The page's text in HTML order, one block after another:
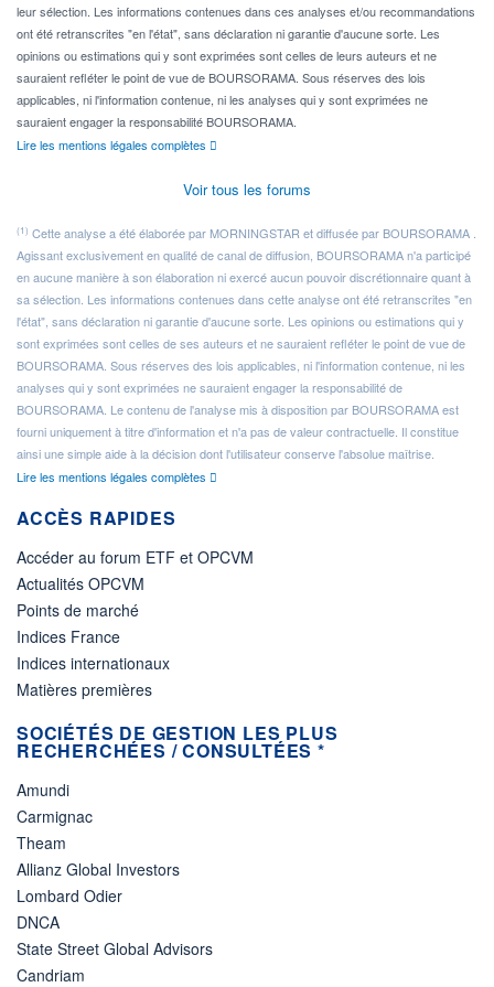
leur sélection. Les informations contenues dans ces analyses et/ou recommandations
ont été retranscrites "en l'état", sans déclaration ni garantie d'aucune sorte. Les
opinions ou estimations qui y sont exprimées sont celles de leurs auteurs et ne
sauraient refléter le point de vue de BOURSORAMA. Sous réserves des lois
applicables, ni l'information contenue, ni les analyses qui y sont exprimées ne
sauraient engager la responsabilité BOURSORAMA.
Lire les mentions légales complètes
Voir tous les forums
(1) Cette analyse a été élaborée par MORNINGSTAR et diffusée par BOURSORAMA .
Agissant exclusivement en qualité de canal de diffusion, BOURSORAMA n'a participé
en aucune manière à son élaboration ni exercé aucun pouvoir discrétionnaire quant à
sa sélection. Les informations contenues dans cette analyse ont été retranscrites "en
l'état", sans déclaration ni garantie d'aucune sorte. Les opinions ou estimations qui y
sont exprimées sont celles de ses auteurs et ne sauraient refléter le point de vue de
BOURSORAMA. Sous réserves des lois applicables, ni l'information contenue, ni les
analyses qui y sont exprimées ne sauraient engager la responsabilité de
BOURSORAMA. Le contenu de l'analyse mis à disposition par BOURSORAMA est
fourni uniquement à titre d'information et n'a pas de valeur contractuelle. Il constitue
ainsi une simple aide à la décision dont l'utilisateur conserve l'absolue maîtrise.
Lire les mentions légales complètes
ACCÈS RAPIDES
Accéder au forum ETF et OPCVM
Actualités OPCVM
Points de marché
Indices France
Indices internationaux
Matières premières
SOCIÉTÉS DE GESTION LES PLUS
RECHERCHÉES / CONSULTÉES *
Amundi
Carmignac
Theam
Allianz Global Investors
Lombard Odier
DNCA
State Street Global Advisors
Candriam